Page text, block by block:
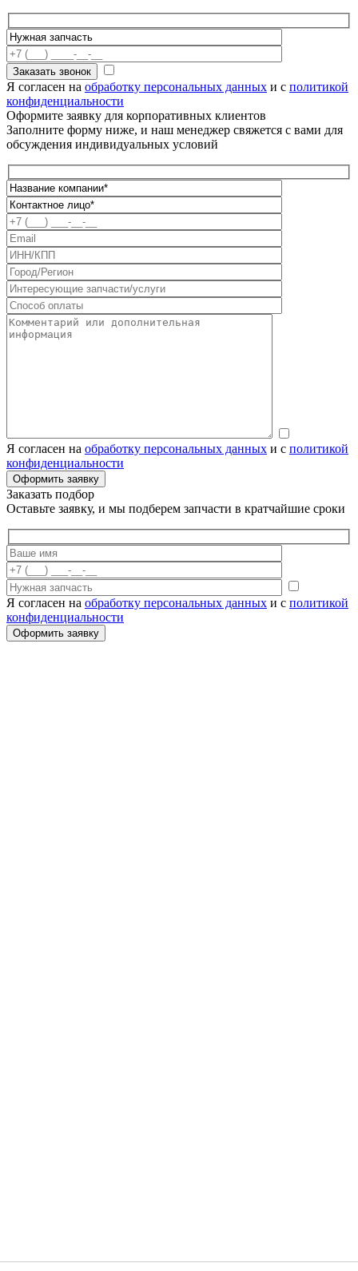
Я согласен на обработку персональных данных и с политикой
конфиденциальности
Оформите заявку для корпоративных клиентов
Заполните форму ниже, и наш менеджер свяжется с вами для
обсуждения индивидуальных условий
Я согласен на обработку персональных данных и с политикой
конфиденциальности
Заказать подбор
Оставьте заявку, и мы подберем запчасти в кратчайшие сроки
Я согласен на обработку персональных данных и с политикой
конфиденциальности